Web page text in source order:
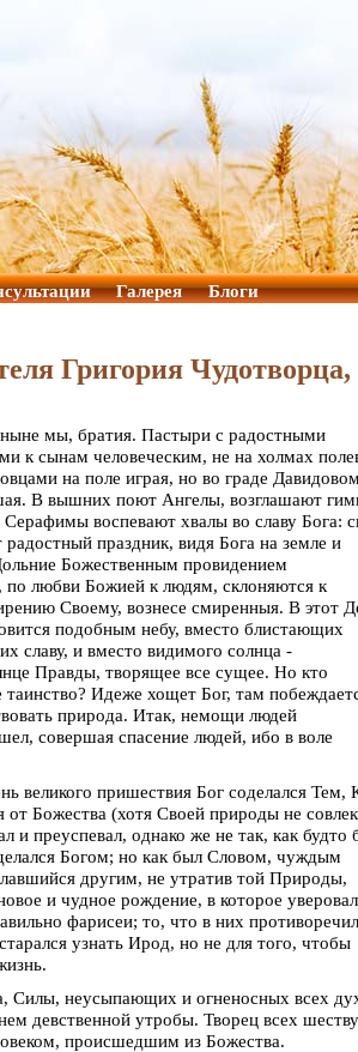
Галерея Блоги
Григория Чудотворца,
мы, братия. Пастыри с радостными
к сынам человеческим, не на холмах
на поле играя, но во граде Давидовом
В вышних поют Ангелы, возглашают
воспевают хвалы во славу Бога:
праздник, видя Бога на земле и
Божественным провидением
любви Божией к людям, склоняются к
Своему, вознесе смиренныя. В этот
подобным небу, вместо блистающих
славу, и вместо видимого солнца -
Правды, творящее все сущее. Но кто
таинство? Идеже хощет Бог, там
природа. Итак, немощи людей
совершая спасение людей, ибо в воле
великого пришествия Бог соделался Тем,
Божества (хотя Своей природы не
и преуспевал, однако же не так, как будто
Богом; но как был Словом, чуждым
другим, не утратив той Природы,
и чудное рождение, в которое
фарисеи; то, что в них
узнать Ирод, но не для того, чтобы
Силы, неусыпающих и огненосных всех
девственной утробы. Творец всех
происшедшим из Божества.